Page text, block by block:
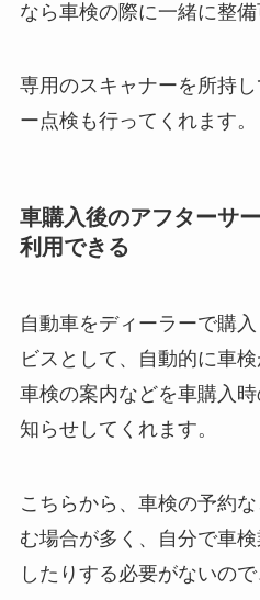
なら車検の際に一緒に整備
専用のスキャナーを所持
ー点検も行ってくれます。
車購入後のアフターサ
利用できる
自動車をディーラーで購
ビスとして、自動的に車
車検の案内などを車購入
知らせしてくれます。
こちらから、車検の予約
む場合が多く、自分で車
したりする必要がないので